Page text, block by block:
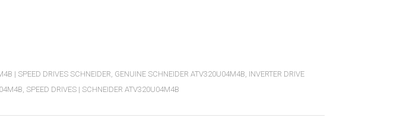
| SPEED DRIVES SCHNEIDER, GENUINE SCHNEIDER ATV320U04M4B, INVERTER DRIVE
, SPEED DRIVES | SCHNEIDER ATV320U04M4B